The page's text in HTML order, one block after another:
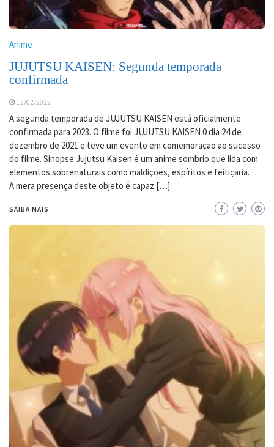
Anime
JUJUTSU KAISEN: Segunda temporada
confirmada
12/02/2022
A segunda temporada de JUJUTSU KAISEN está oficialmente
confirmada para 2023. O filme foi JUJUTSU KAISEN 0 dia 24 de
dezembro de 2021 e teve um evento em comemoração ao sucesso
do filme. Sinopse Jujutsu Kaisen é um anime sombrio que lida com
elementos sobrenaturais como maldições, espíritos e feitiçaria. …
A mera presença deste objeto é capaz […]
SAIBA MAIS